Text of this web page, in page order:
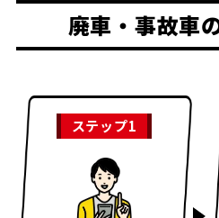
廃車・事故車
ステップ1